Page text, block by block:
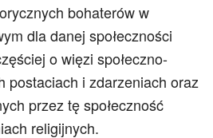
bohaterów w
dla danej społeczności
o więzi społeczno-
postaciach i zdarzeniach oraz
przez tę społeczność
religijnych.